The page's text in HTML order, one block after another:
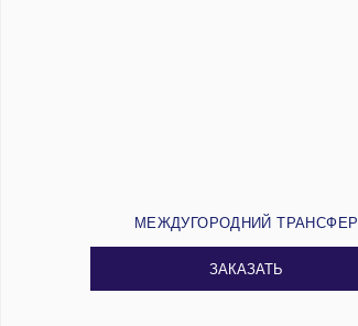
МЕЖДУГОРОДНИЙ ТРАНСФЕР
ЗАКАЗАТЬ